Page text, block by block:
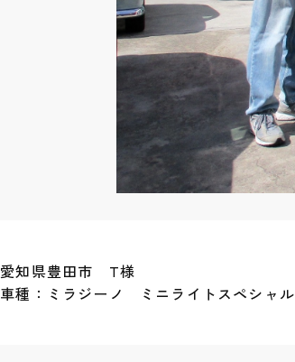
愛知県豊田市 T様
車種：ミラジーノ ミニライトスペシャル